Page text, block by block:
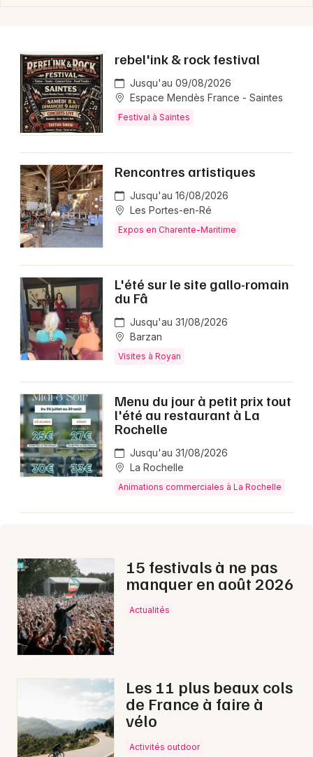
rebel'ink & rock festival
Jusqu'au 09/08/2026
Espace Mendès France - Saintes
Festival à Saintes
Rencontres artistiques
Jusqu'au 16/08/2026
Les Portes-en-Ré
Expos en Charente-Maritime
L'été sur le site gallo-romain
du Fâ
Jusqu'au 31/08/2026
Barzan
Visites à Royan
Menu du jour à petit prix tout
l'été au restaurant à La
Rochelle
Jusqu'au 31/08/2026
La Rochelle
Animations commerciales à La Rochelle
15 festivals à ne pas
manquer en août 2026
Actualités
Les 11 plus beaux cols
de France à faire à
vélo
Activités outdoor